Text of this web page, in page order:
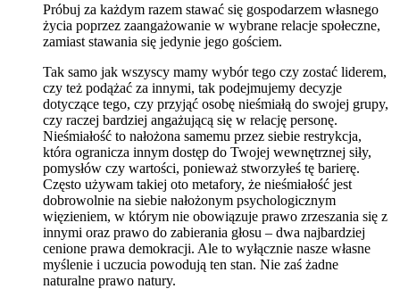
Próbuj za każdym razem stawać się gospodarzem własnego
życia poprzez zaangażowanie w wybrane relacje społeczne,
zamiast stawania się jedynie jego gościem.
Tak samo jak wszyscy mamy wybór tego czy zostać liderem,
czy też podążać za innymi, tak podejmujemy decyzje
dotyczące tego, czy przyjąć osobę nieśmiałą do swojej grupy,
czy raczej bardziej angażującą się w relację personę.
Nieśmiałość to nałożona samemu przez siebie restrykcja,
która ogranicza innym dostęp do Twojej wewnętrznej siły,
pomysłów czy wartości, ponieważ stworzyłeś tę barierę.
Często używam takiej oto metafory, że nieśmiałość jest
dobrowolnie na siebie nałożonym psychologicznym
więzieniem, w którym nie obowiązuje prawo zrzeszania się z
innymi oraz prawo do zabierania głosu – dwa najbardziej
cenione prawa demokracji. Ale to wyłącznie nasze własne
myślenie i uczucia powodują ten stan. Nie zaś żadne
naturalne prawo natury.